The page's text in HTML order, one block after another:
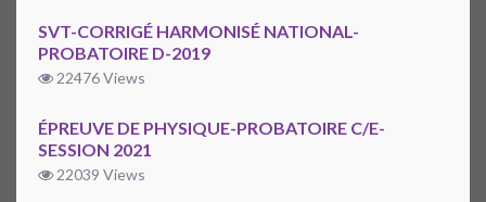
SVT-CORRIGÉ HARMONISÉ NATIONAL-
PROBATOIRE D-2019
22476 Views
ÉPREUVE DE PHYSIQUE-PROBATOIRE C/E-
SESSION 2021
22039 Views